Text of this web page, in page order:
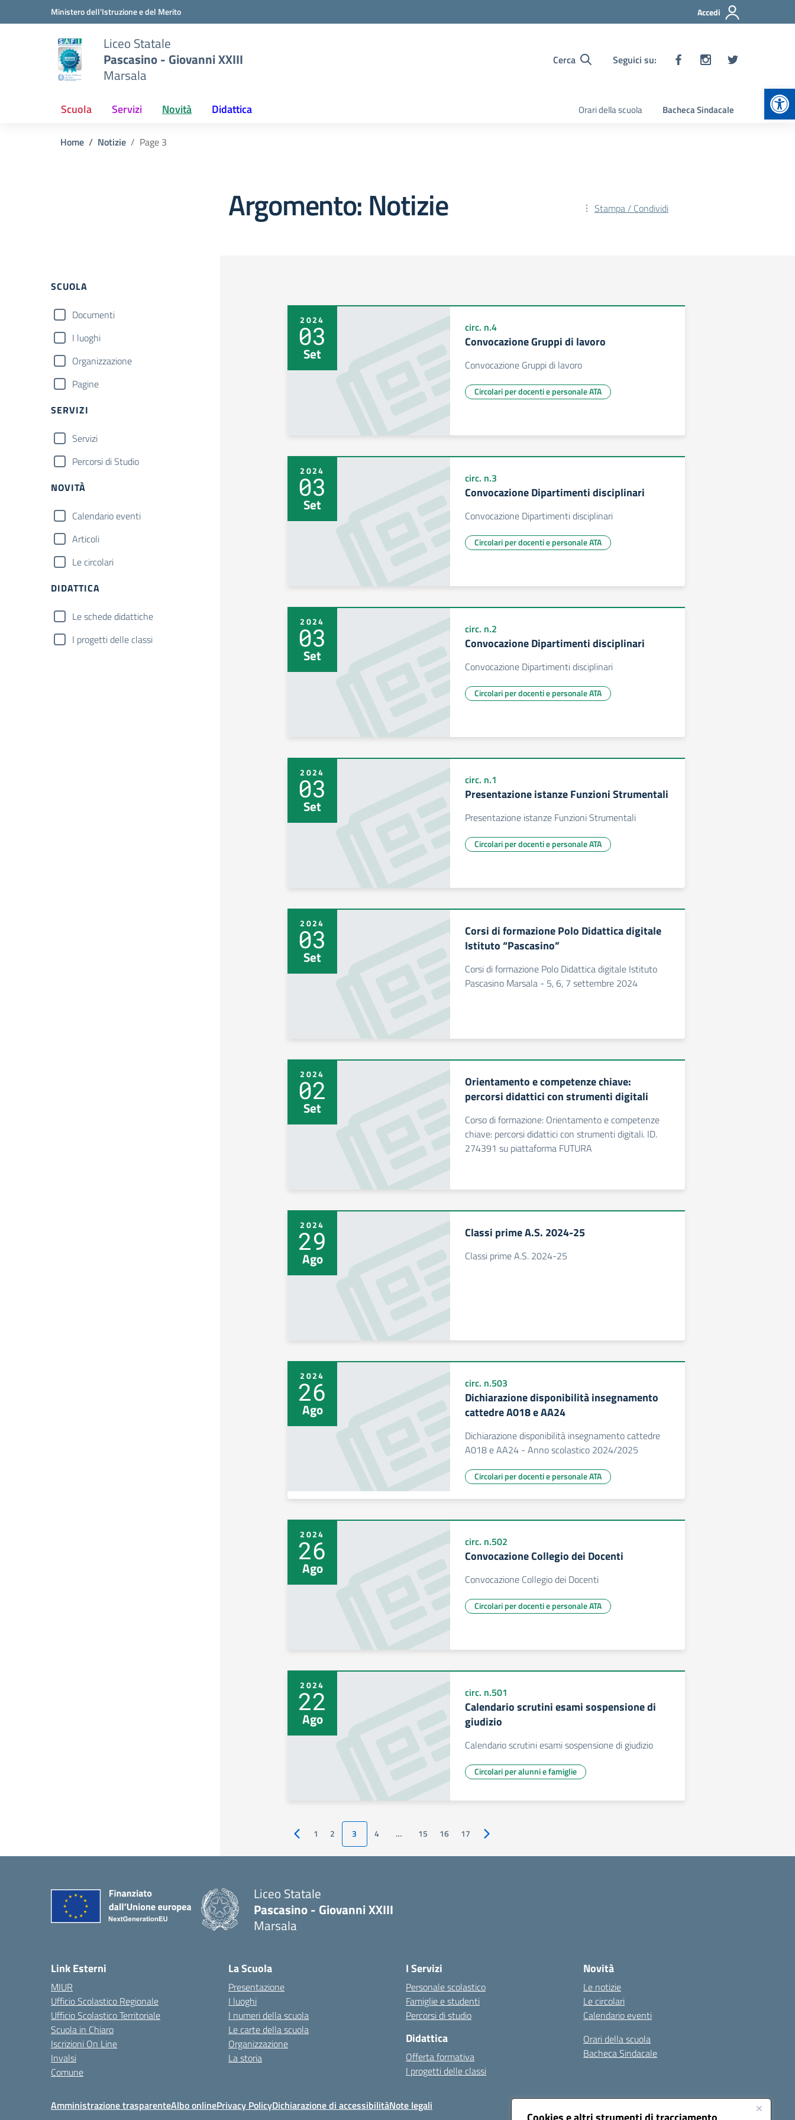
Vai ai contenuti
Vai al menu di navigazioneMinistero dell'Istruzione e del Merito Accedi
Liceo Statale
Pascasino - Giovanni XXIII
Marsala
Cerca Seguici su:
Scuola Servizi Novità Didattica Orari della scuola Bacheca Sindacale
Home Notizie Page 3
Argomento: Notizie Stampa / Condividi
Filtri
SCUOLA
Documenti
I luoghi
Organizzazione
Pagine
SERVIZI
Servizi
Percorsi di Studio
NOVITÀ
Calendario eventi
Articoli
Le circolari
DIDATTICA
Le schede didattiche
I progetti delle classi
2024
03
Set
circ. n.4
Convocazione Gruppi di lavoro
Convocazione Gruppi di lavoro
Circolari per docenti e personale ATA
2024
03
Set
circ. n.3
Convocazione Dipartimenti disciplinari
Convocazione Dipartimenti disciplinari
Circolari per docenti e personale ATA
2024
03
Set
circ. n.2
Convocazione Dipartimenti disciplinari
Convocazione Dipartimenti disciplinari
Circolari per docenti e personale ATA
2024
03
Set
circ. n.1
Presentazione istanze Funzioni Strumentali
Presentazione istanze Funzioni Strumentali
Circolari per docenti e personale ATA
2024
03
Set
Corsi di formazione Polo Didattica digitale
Istituto “Pascasino”
Corsi di formazione Polo Didattica digitale Istituto
Pascasino Marsala - 5, 6, 7 settembre 2024
2024
02
Set
Orientamento e competenze chiave:
percorsi didattici con strumenti digitali
Corso di formazione: Orientamento e competenze
chiave: percorsi didattici con strumenti digitali. ID.
274391 su piattaforma FUTURA
2024
29
Ago
Classi prime A.S. 2024-25
Classi prime A.S. 2024-25
2024
26
Ago
circ. n.503
Dichiarazione disponibilità insegnamento
cattedre A018 e AA24
Dichiarazione disponibilità insegnamento cattedre
A018 e AA24 - Anno scolastico 2024/2025
Circolari per docenti e personale ATA
2024
26
Ago
circ. n.502
Convocazione Collegio dei Docenti
Convocazione Collegio dei Docenti
Circolari per docenti e personale ATA
2024
22
Ago
circ. n.501
Calendario scrutini esami sospensione di
giudizio
Calendario scrutini esami sospensione di giudizio
Circolari per alunni e famiglie
Pagina precedente
1 2 3 4 … 15 16 17 Pagina successiva
Liceo Statale
Pascasino - Giovanni XXIII
Marsala
Link Esterni
MIUR
Ufficio Scolastico Regionale
Ufficio Scolastico Territoriale
Scuola in Chiaro
Iscrizioni On Line
Invalsi
Comune
La Scuola
Presentazione
I luoghi
I numeri della scuola
Le carte della scuola
Organizzazione
La storia
I Servizi
Personale scolastico
Famiglie e studenti
Percorsi di studio
Didattica
Offerta formativa
I progetti delle classi
Novità
Le notizie
Le circolari
Calendario eventi
Orari della scuola
Bacheca Sindacale
Amministrazione trasparenteAlbo onlinePrivacy PolicyDichiarazione di accessibilitàNote legali